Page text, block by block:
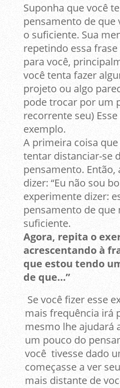
Suponha que você
pensamento de que
o suficiente. Sua
repetindo essa
para você,
você tenta fazer
projeto ou algo
pode trocar por um
recorrente seu)
exemplo.
A primeira coisa
tentar distanciar-se
pensamento. Então,
dizer: “Eu não sou
experimente dizer:
pensamento de que
suficiente.
Agora, repita o
acrescentando à
que estou tendo
de que…”
Se você fizer esse
mais frequência irá
mesmo lhe ajudará
um pouco do
você tivesse dado
começasse a ver
mais distante de